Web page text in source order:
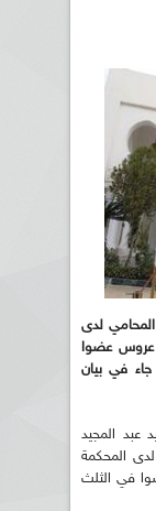
لدى
عروس عضوا
في بيان
عبد المجيد
المحكمة
في الثلث